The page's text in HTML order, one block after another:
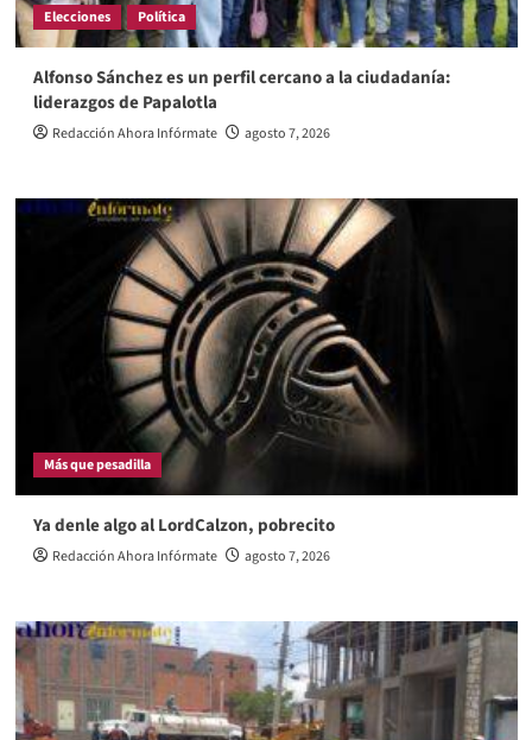
Elecciones Política
Alfonso Sánchez es un perfil cercano a la ciudadanía:
liderazgos de Papalotla
Redacción Ahora Infórmate agosto 7, 2026
Más que pesadilla
Ya denle algo al LordCalzon, pobrecito
Redacción Ahora Infórmate agosto 7, 2026